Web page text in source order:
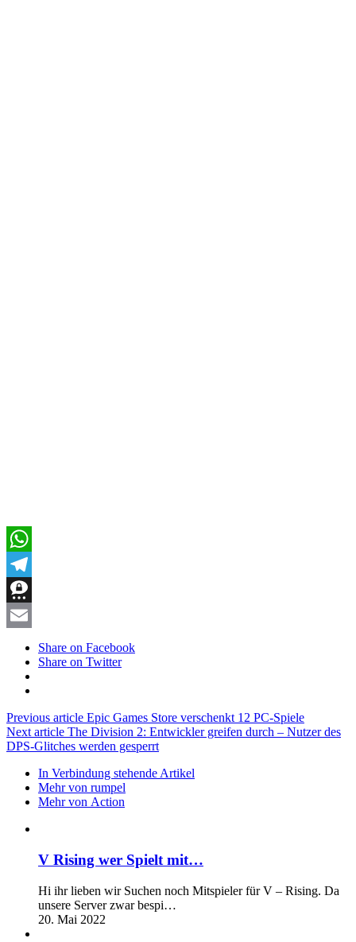
WhatsApp
Telegram
Threema
Share on Facebook
Share on Twitter
Previous article Epic Games Store verschenkt 12 PC-Spiele
Next article The Division 2: Entwickler greifen durch – Nutzer des
DPS-Glitches werden gesperrt
In Verbindung stehende Artikel
Mehr von rumpel
Mehr von Action
V Rising wer Spielt mit…
Hi ihr lieben wir Suchen noch Mitspieler für V – Rising. Da
unsere Server zwar bespi…
20. Mai 2022